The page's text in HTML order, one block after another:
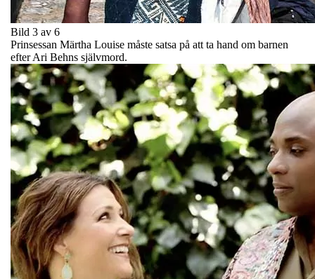
Bild 3 av 6
Prinsessan Märtha Louise måste satsa på att ta hand om barnen
efter Ari Behns självmord.